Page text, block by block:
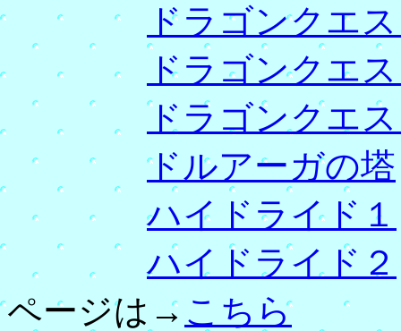
ドラゴンクエ
ドラゴンクエ
ドラゴンクエ
ドルアーガの塔
ハイドライド１
ハイドライド２
ページは→ こちら